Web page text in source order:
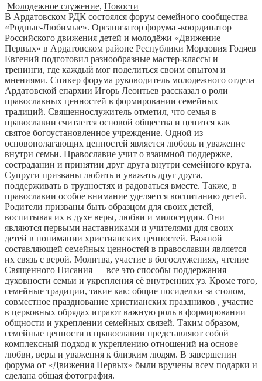
Молодежное служение, Новости
В Ардатовском РДК состоялся форум семейного сообщества
«Родные-Любимые». Организатор форума -координатор
Российского движения детей и молодёжи «Движение
Первых» в Ардатовском районе Республики Мордовия Годяев
Евгений подготовил разнообразные мастер-классы и
тренинги, где каждый мог поделиться своим опытом и
мнениями. Спикер форума руководитель молодежного отдела
Ардатовской епархии Игорь Леонтьев рассказал о роли
православных ценностей в формировании семейных
традиций. Священнослужитель отметил, что семья в
православии считается основой общества и ценится как
святое богоустановленное учреждение. Одной из
основополагающих ценностей является любовь и уважение
внутри семьи. Православие учит о взаимной поддержке,
сострадании и принятии друг друга внутри семейного круга.
Супруги призваны любить и уважать друг друга,
поддерживать в трудностях и радоваться вместе. Также, в
православии особое внимание уделяется воспитанию детей.
Родители призваны быть образцом для своих детей,
воспитывая их в духе веры, любви и милосердия. Они
являются первыми наставниками и учителями для своих
детей в понимании христианских ценностей. Важной
составляющей семейных ценностей в православии является
их связь с верой. Молитва, участие в богослужениях, чтение
Священного Писания — все это способы поддержания
духовности семьи и укрепления её внутренних уз. Кроме того,
семейные традиции, такие как: общие посиделки за столом,
совместное празднование христианских праздников , участие
в церковных обрядах играют важную роль в формировании
общности и укреплении семейных связей. Таким образом,
семейные ценности в православии представляют собой
комплексный подход к укреплению отношений на основе
любви, веры и уважения к близким людям. В завершении
форума от «Движения Первых» были вручены всем подарки и
сделана общая фотография.